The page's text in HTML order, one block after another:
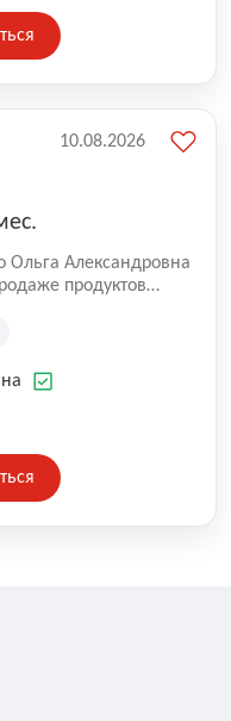
Александровна
продуктов
10.08.2026